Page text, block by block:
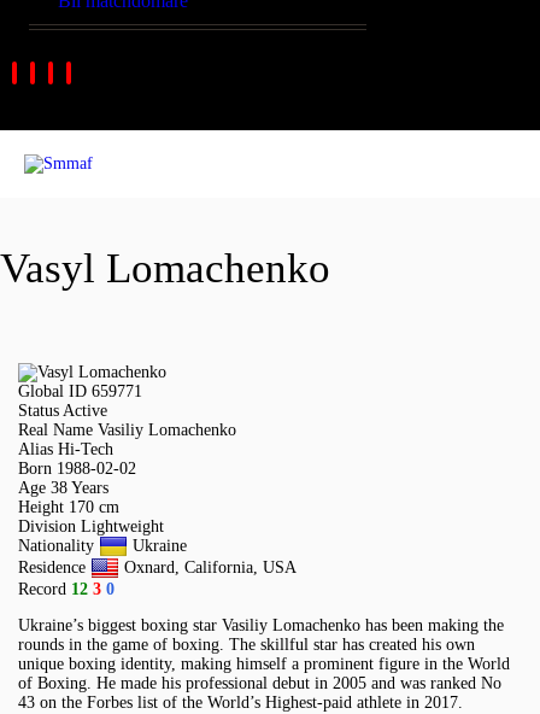
Vasyl Lomachenko
Global ID 659771
Status Active
Real Name Vasiliy Lomachenko
Alias Hi-Tech
Born 1988-02-02
Age 38 Years
Height 170 cm
Division Lightweight
Nationality
Ukraine
Residence
Oxnard, California, USA
Record 12 3 0
Ukraine’s biggest boxing star Vasiliy Lomachenko has been making the
rounds in the game of boxing. The skillful star has created his own
unique boxing identity, making himself a prominent figure in the World
of Boxing. He made his professional debut in 2005 and was ranked No
43 on the Forbes list of the World’s Highest-paid athlete in 2017.